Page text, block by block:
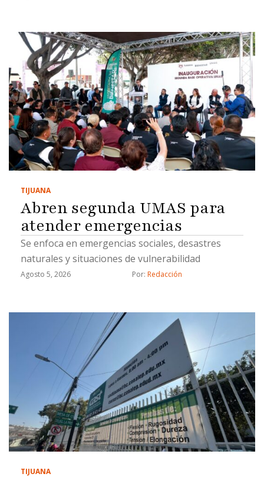
TIJUANA
Abren segunda UMAS para
atender emergencias
Se enfoca en emergencias sociales, desastres
naturales y situaciones de vulnerabilidad
Agosto 5, 2026 Por: Redacción
TIJUANA